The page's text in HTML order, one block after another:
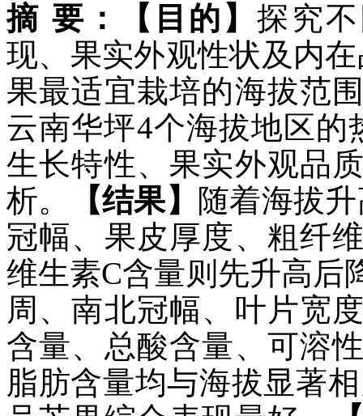
摘 要： 【目的】探究
现、果实外观性状及内
果最适宜栽培的海拔范
云南华坪4个海拔地区
生长特性、果实外观品
析。
【结果】 随着海拔
冠幅、果皮厚度、粗纤
维生素C含量则先升高后
周、南北冠幅、叶片宽
含量、总酸含量、可溶
脂肪含量均与海拔显著